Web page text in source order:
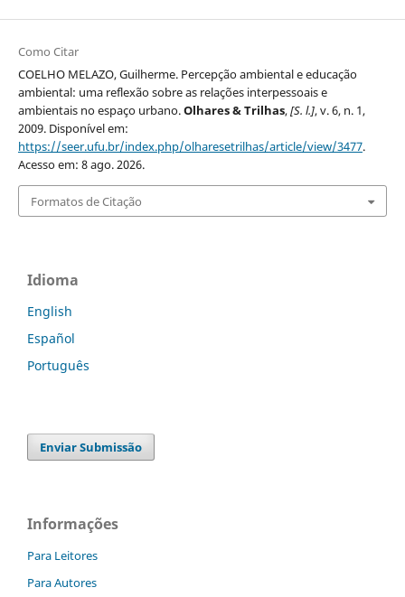
Como Citar
COELHO MELAZO, Guilherme. Percepção ambiental e educação
ambiental: uma reflexão sobre as relações interpessoais e
ambientais no espaço urbano.Olhares & Trilhas,[S. l.], v. 6, n. 1,
2009. Disponível em:
https://seer.ufu.br/index.php/olharesetrilhas/article/view/3477.
Acesso em: 8 ago. 2026.
Formatos de Citação
Idioma
English
Español
Português
Enviar Submissão
Informações
Para Leitores
Para Autores